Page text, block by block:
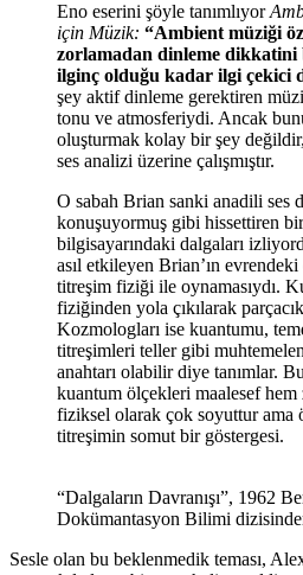
Eno eserini şöyle tanımlıyor
için Müzik: “Ambient müziği
zorlamadan dinleme dikkatini
ilginç olduğu kadar ilgi çekici
şey aktif dinleme gerektiren
tonu ve atmosferiydi. Ancak
oluşturmak kolay bir şey
ses analizi üzerine çalışmıştır.
O sabah Brian sanki anadili ses
konuşuyormuş gibi hissettiren
bilgisayarındaki dalgaları
asıl etkileyen Brian’ın
titreşim fiziği ile oynamasıydı.
fiziğinden yola çıkılarak
Kozmologları ise kuantumu,
titreşimleri teller gibi
anahtarı olabilir diye tanımlar.
kuantum ölçekleri maalesef hem
fiziksel olarak çok soyuttur ama
titreşimin somut bir göstergesi.
“Dalgaların Davranışı”, 1962
Dokümantasyon Bilimi
Sesle olan bu beklenmedik teması,